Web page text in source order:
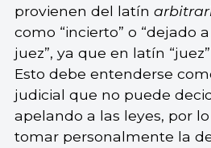
provienen del latín
como “incierto” o “dejado
juez”, ya que en latín
Esto debe entenderse
judicial que no puede
apelando a las leyes, por
tomar personalmente la